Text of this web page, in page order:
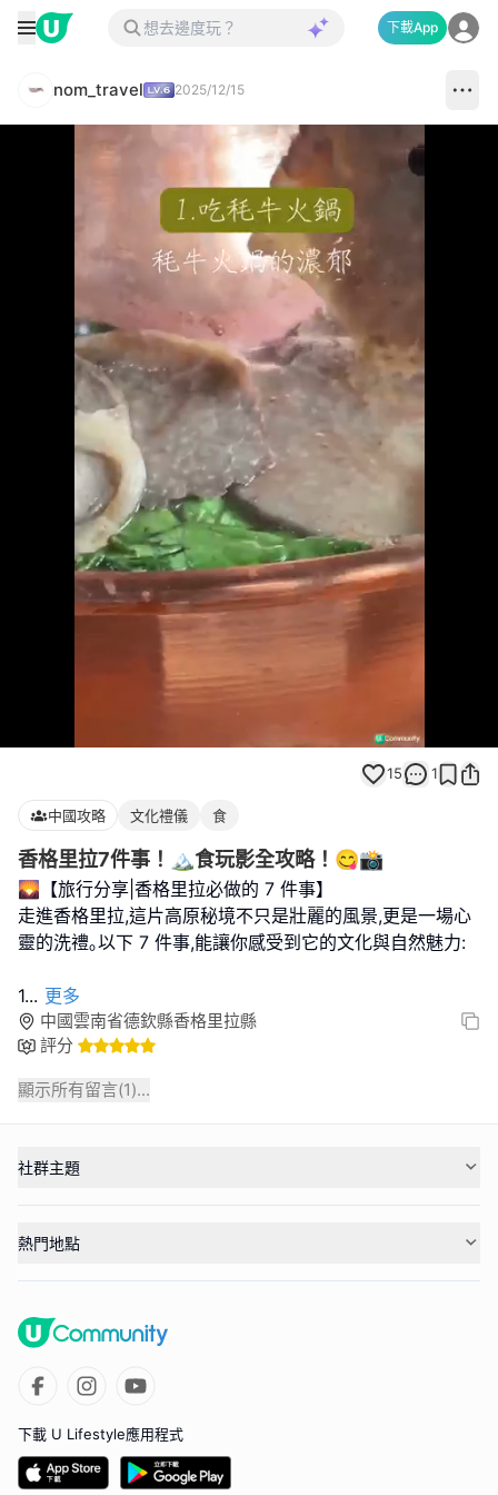
下載App
nom_travel 2025/12/15
73.26%
15 1
中國攻略 文化禮儀 食
香格里拉7件事！🏔️食玩影全攻略！😋📸
🌄【旅行分享|香格里拉必做的 7 件事】
走進香格里拉,這片高原秘境不只是壯麗的風景,更是一場心
靈的洗禮｡以下 7 件事,能讓你感受到它的文化與自然魅力:
1... 更多
中國雲南省德欽縣香格里拉縣
評分
顯示所有留言(1)...
社群主題
熱門地點
下載 U Lifestyle應用程式